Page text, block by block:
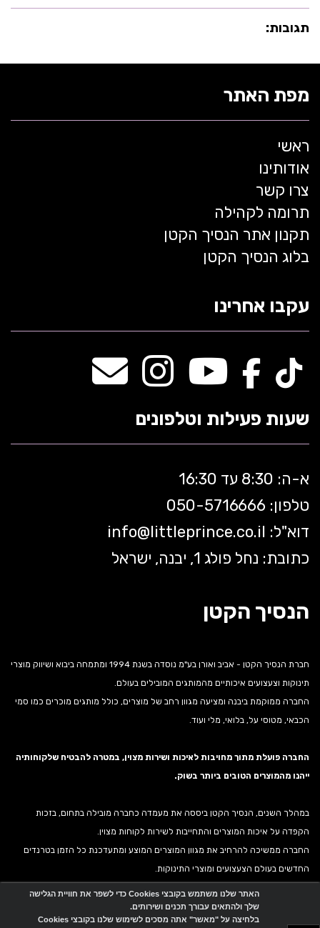
תגובות:
מפת האתר
ראשי
אודותינו
צרו קשר
תרומה לקהילה
תקנון אתר הנסיך הקטן
בלוג הנסיך הקטן
עקבו אחרינו
שעות פעילות וטלפונים
א-ה: 8:30 עד 16:30
טלפון: 050-5 716666
דוא"ל:
info@littleprince.co.il
כתובת: נחל פולג 1, יבנה, ישראל
הנסיך הקטן
חברת הנסיך הקטן - אביב ואורן בע"מ נוסדה בשנת 1994 ומתמחה ביבוא ושיווק מוצרי
תינוקות וצעצועים איכותיים מהמותגים המובילים בעולם.
החברה ממוקמת ביבנה ומציעה מגוון רחב של מוצרים, כולל מותגים מוכרים כמו סמי
הכבאי, מטוסי על, בלואי, מלי ועוד.
החברה פועלת מתוך מחויבות לאיכות ושירות מצוין, במטרה להבטיח שלקוחותיה
ייהנו מהמוצרים הטובים ביותר בשוק.
במהלך השנים, הנסיך הקטן ביססה את מעמדה כחברה מובילה בתחום, בזכות
הקפדה על איכות המוצרים והתחייבות לשירות לקוחות מצוין.
החברה ממשיכה להרחיב את מגוון המוצרים המוצע ומתעדכנת כל הזמן בטרנדים
החדשים בעולם הצעצועים ומוצרי התינוקות.
אתר זה מופעל באמצעותWobily
האתר שלנו משתמש בקובצי Cookies כדי לשפר את חוויית הגלישה
שלך ולהתאים עבורך תכנים ושירותים.
בלחיצה על "מאשר" אתה מסכים לשימוש שלנו בקובצי Cookies